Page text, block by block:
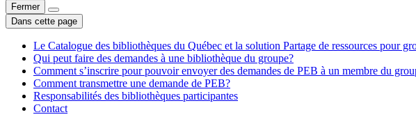
Fermer
Dans cette page
Le Catalogue des bibliothèques du Québec et la solution Partage de ressources pour
Qui peut faire des demandes à une bibliothèque du groupe?
Comment s’inscrire pour pouvoir envoyer des demandes de PEB à un membre du
Comment transmettre une demande de PEB?
Responsabilités des bibliothèques participantes
Contact